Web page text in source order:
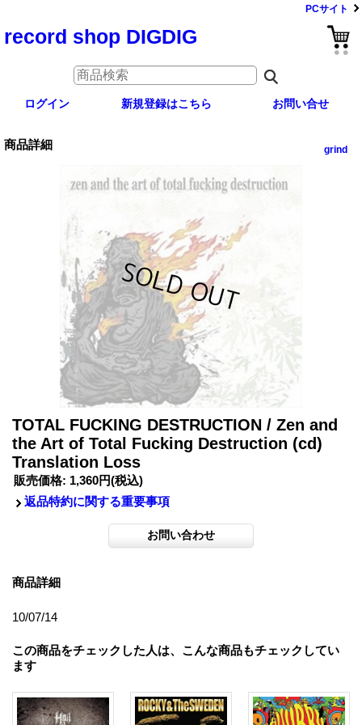
PCサイト
record shop DIGDIG
ログイン 新規登録はこちら お問い合せ
商品詳細 grind
TOTAL FUCKING DESTRUCTION / Zen and
the Art of Total Fucking Destruction (cd)
Translation Loss
販売価格: 1,360円(税込)
返品特約に関する重要事項
商品詳細
10/07/14
この商品をチェックした人は、こんな商品もチェックしてい
ます